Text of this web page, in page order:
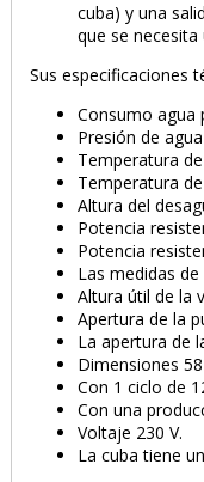
cuba) y una
que se
Sus especificaciones
Consumo agua
Presión de
Temperatura
Temperatura
Altura del
Potencia
Potencia
Las medidas
Altura útil de la
Apertura de la
La apertura de
Dimensiones
Con 1 ciclo de
Con una
Voltaje 230 V.
La cuba tiene